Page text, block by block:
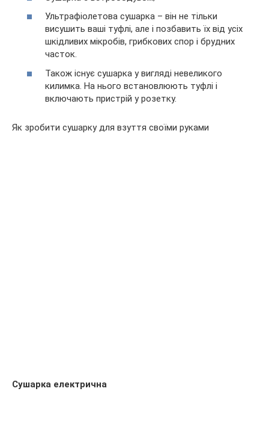
Ультрафіолетова сушарка – він не тільки
висушить ваші туфлі, але і позбавить їх від усіх
шкідливих мікробів, грибкових спор і брудних
часток.
Також існує сушарка у вигляді невеликого
килимка. На нього встановлюють туфлі і
включають пристрій у розетку.
Як зробити сушарку для взуття своїми руками
Сушарка електрична